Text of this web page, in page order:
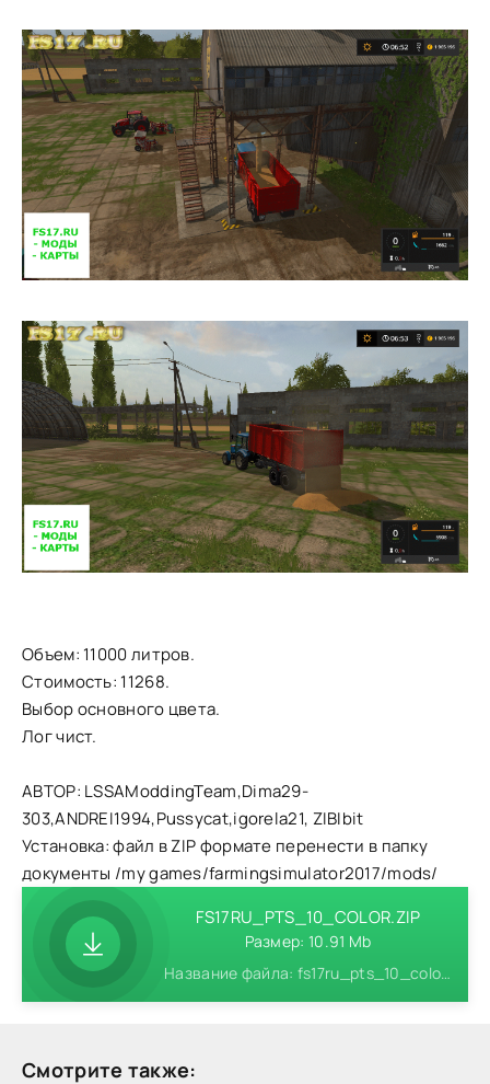
Объем: 11000 литров.
Стоимость: 11268.
Выбор основного цвета.
Лог чист.
АВТОР: LSSAModdingTeam,Dima29-
303,ANDREI1994,Pussycat,igorela21, ZIBIbit
Установка: файл в ZIP формате перенести в папку
документы /my games/farmingsimulator2017/mods/
FS17RU_PTS_10_COLOR.ZIP
Размер: 10.91 Mb
Название файла: fs17ru_pts_10_color.zip
Смотрите также: